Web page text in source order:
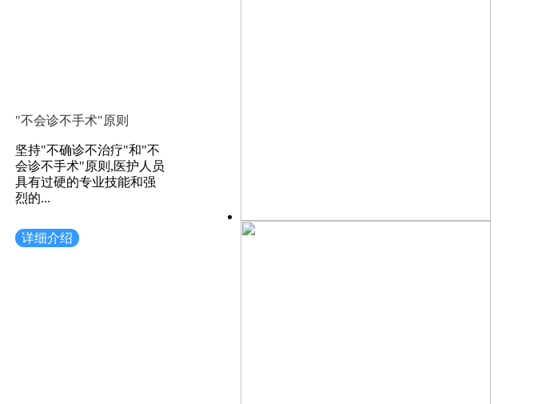
"不会诊不手术"原则
坚持"不确诊不治疗"和"不
会诊不手术"原则,医护人员
具有过硬的专业技能和强
烈的...
详细介绍